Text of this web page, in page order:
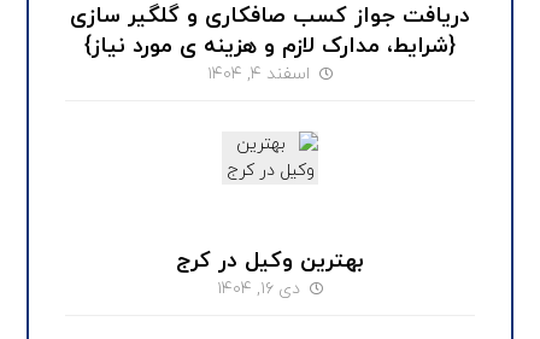
دریافت جواز کسب صافکاری و گلگیر سازی
{شرایط، مدارک لازم و هزینه ی مورد نیاز}
اسفند ۴, ۱۴۰۴
بهترین وکیل در کرج
دی ۱۶, ۱۴۰۴